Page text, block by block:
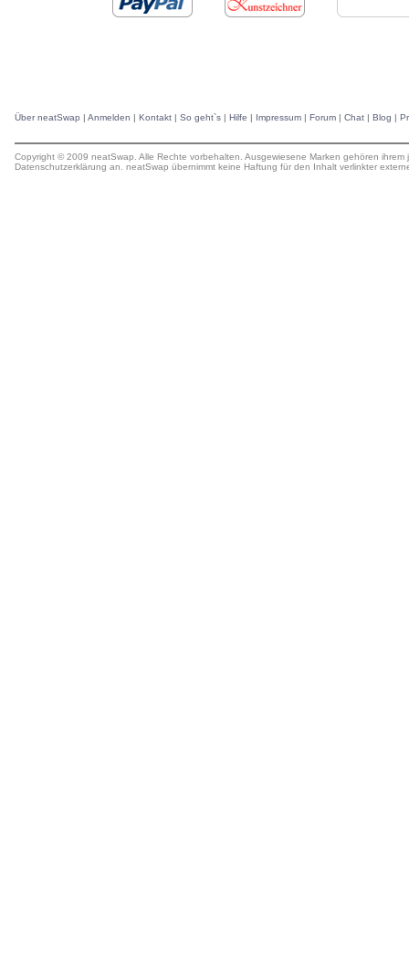
Über neatSwap | Anmelden | Kontakt | So geht`s | Hilfe | Impressum | Forum | Chat | Blog |
Copyright © 2009 neatSwap. Alle Rechte vorbehalten. Ausgewiesene Marken gehören
Datenschutzerklärung an. neatSwap übernimmt keine Haftung für den Inhalt verlinkter